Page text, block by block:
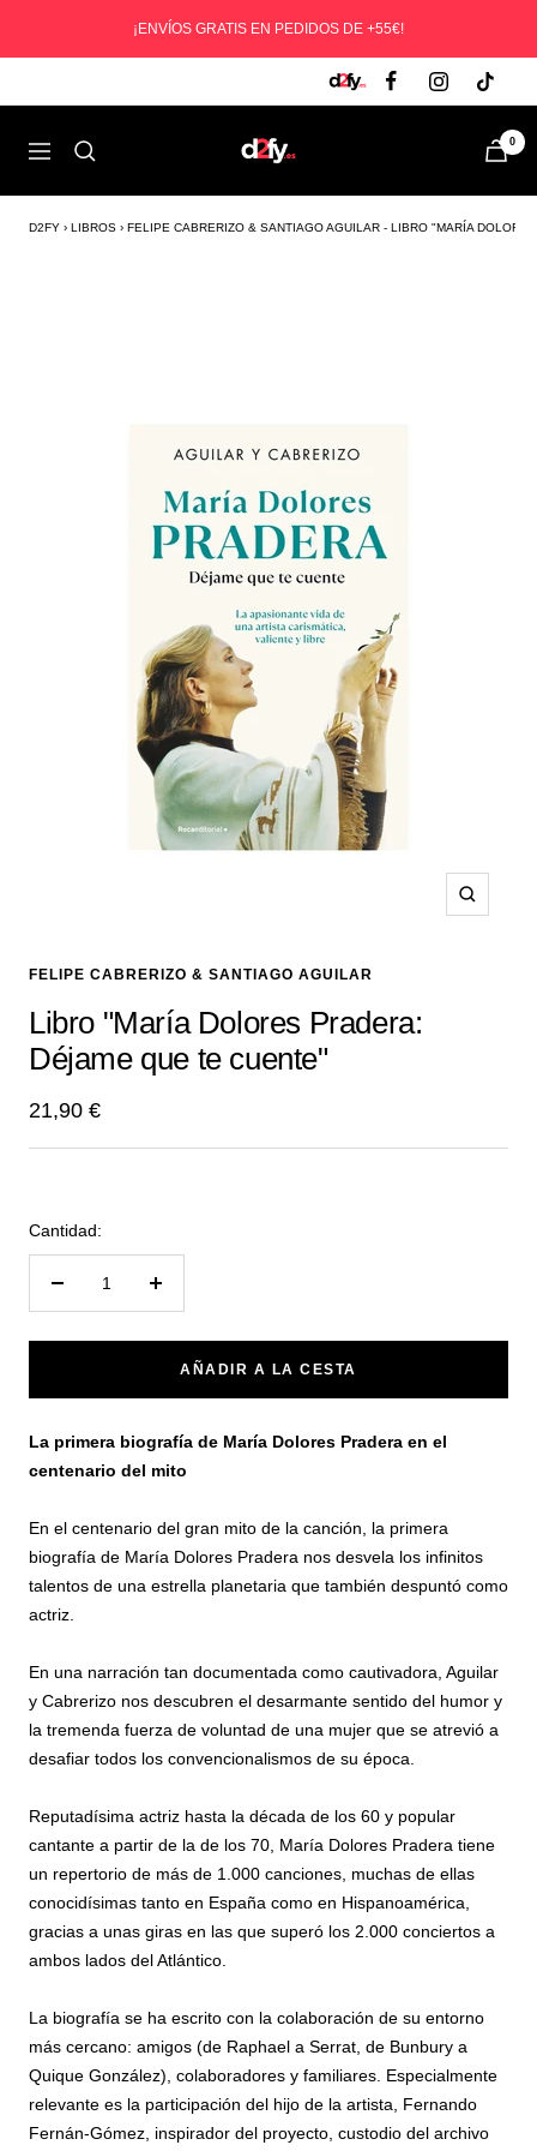
¡ENVÍOS GRATIS EN PEDIDOS DE +55€!
Navegación
D2fy
Direct
To
0
D2FY › LIBROS › FELIPE CABRERIZO & SANTIAGO AGUILAR - LIBRO "MARÍA
Zoom
FELIPE CABRERIZO & SANTIAGO AGUILAR
Libro "María Dolores Pradera:
Déjame que te cuente"
Precio
de
21,90 €
Cantidad:
AÑADIR A LA CESTA
La primera biografía de María Dolores Pradera en el
centenario del mito
En el centenario del gran mito de la canción, la primera
biografía de María Dolores Pradera nos desvela los infinitos
talentos de una estrella planetaria que también despuntó como
actriz.
En una narración tan documentada como cautivadora, Aguilar
y Cabrerizo nos descubren el desarmante sentido del humor y
la tremenda fuerza de voluntad de una mujer que se atrevió a
desafiar todos los convencionalismos de su época.
Reputadísima actriz hasta la década de los 60 y popular
cantante a partir de la de los 70, María Dolores Pradera tiene
un repertorio de más de 1.000 canciones, muchas de ellas
conocidísimas tanto en España como en Hispanoamérica,
gracias a unas giras en las que superó los 2.000 conciertos a
ambos lados del Atlántico.
La biografía se ha escrito con la colaboración de su entorno
más cercano: amigos (de Raphael a Serrat, de Bunbury a
Quique González), colaboradores y familiares. Especialmente
relevante es la participación del hijo de la artista, Fernando
Fernán-Gómez, inspirador del proyecto, custodio del archivo